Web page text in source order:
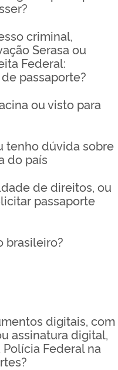
criminal,
Serasa ou
Federal:
passaporte?
ou visto para
tenho dúvida sobre
do país
de direitos, ou
passaporte
brasileiro?
digitais, com
assinatura digital,
Federal na